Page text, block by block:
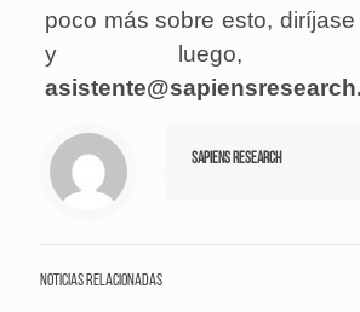
poco más sobre esto,
y luego,
Sapiens Research
Noticias relacionadas